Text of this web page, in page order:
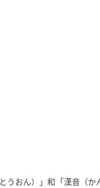
うおん）」和「漢音（か